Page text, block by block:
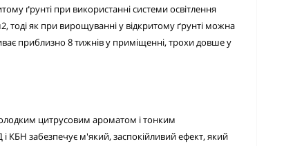
ґрунті при використанні системи освітлення
тоді як при вирощуванні у відкритому ґрунті можна
приблизно 8 тижнів у приміщенні, трохи довше у
цитрусовим ароматом і тонким
забезпечує м'який, заспокійливий ефект, який